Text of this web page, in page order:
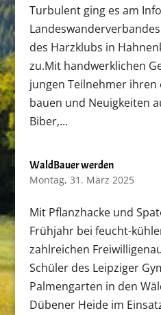
Turbulent ging es am
des Harzklubs in
zu.Mit handwerklichen
jungen Teilnehmer ihren
bauen und Neuigkeiten
Biber,...
WaldBauer werden
Montag, 31. März 2025
Mit Pflanzhacke und
Frühjahr bei feucht-
zahlreichen
Schüler des Leipziger
Palmengarten in den
Dübener Heide im